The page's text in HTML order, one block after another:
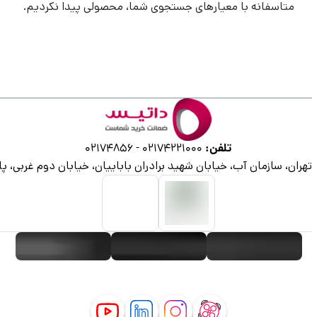
متاسفانه با معیارهای جستجوی شما، محصولی پیدا نکردیم.
تلفن: 02174221000
-
02174856
تهران، سازمان آب، خیابان شهید برادران باباییان، خیابان دوم غربی،